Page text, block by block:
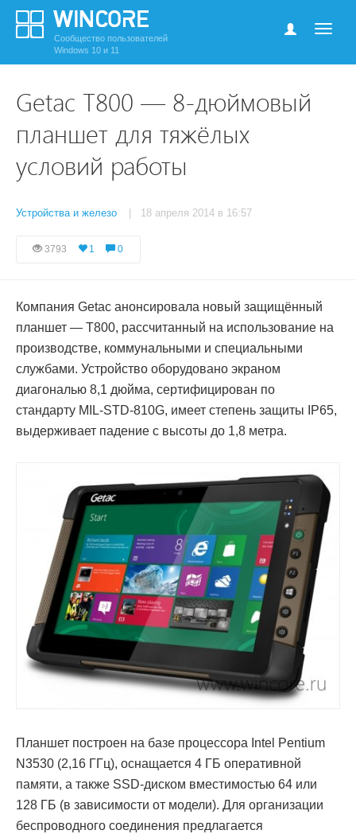
Сообщество пользователей
Windows 10 и 11
Getac T800 — 8-дюймовый
планшет для тяжёлых
условий работы
Устройства и железо | 18 апреля 2014 в 16:57
3793 1 0
Компания Getac анонсировала новый защищённый
планшет — T800, рассчитанный на использование на
производстве, коммунальными и специальными
службами. Устройство оборудовано экраном
диагональю 8,1 дюйма, сертифицирован по
стандарту MIL-STD-810G, имеет степень защиты IP65,
выдерживает падение с высоты до 1,8 метра.
Планшет построен на базе процессора Intel Pentium
N3530 (2,16 ГГц), оснащается 4 ГБ оперативной
памяти, а также SSD-диском вместимостью 64 или
128 ГБ (в зависимости от модели). Для организации
беспроводного соединения предлагается